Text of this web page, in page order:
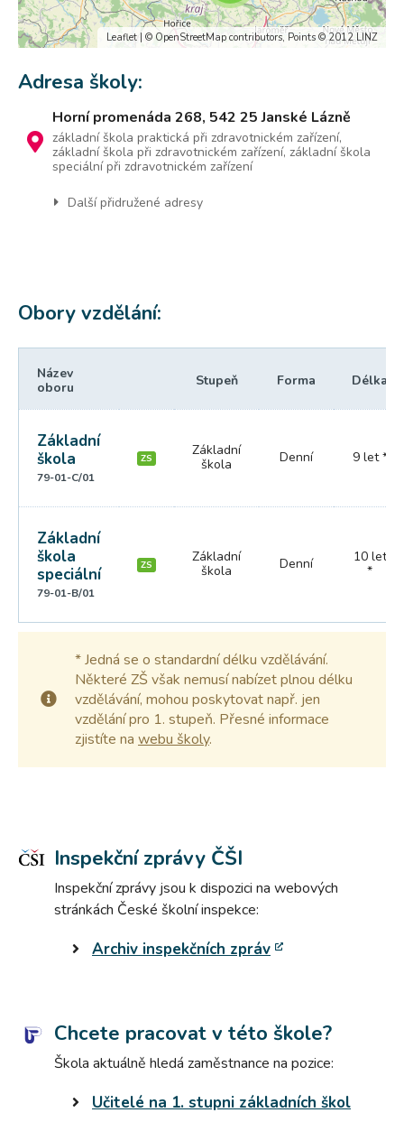
Leaflet | © OpenStreetMap contributors, Points © 2012 LINZ
Adresa školy:
Horní promenáda 268, 542 25 Janské Lázně
základní škola praktická při zdravotnickém zařízení,
základní škola při zdravotnickém zařízení, základní škola
speciální při zdravotnickém zařízení
Další přidružené adresy
Obory vzdělání:
Název
oboru
Stupeň Forma Délka
Základní
škola
79-01-C/01
ZS
Základní
škola
Denní 9 let *
Základní
škola
speciální
79-01-B/01
ZS
Základní
škola
Denní
10 let
*
* Jedná se o standardní délku vzdělávání.
Některé ZŠ však nemusí nabízet plnou délku
vzdělávání, mohou poskytovat např. jen
vzdělání pro 1. stupeň. Přesné informace
zjistíte na webu školy.
Inspekční zprávy ČŠI
Inspekční zprávy jsou k dispozici na webových
stránkách České školní inspekce:
Archiv inspekčních zpráv
Chcete pracovat v této škole?
Škola aktuálně hledá zaměstnance na pozice:
Učitelé na 1. stupni základních škol